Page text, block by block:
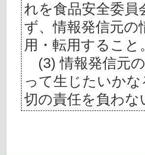
れを食品安全委
ず、情報発信元の
用・転用すること
(3) 情報発信元
って生じたいか
切の責任を負わな